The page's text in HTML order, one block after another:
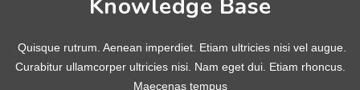
Knowledge Base
Quisque rutrum. Aenean imperdiet. Etiam ultricies nisi vel augue.
Curabitur ullamcorper ultricies nisi. Nam eget dui. Etiam rhoncus.
Maecenas tempus